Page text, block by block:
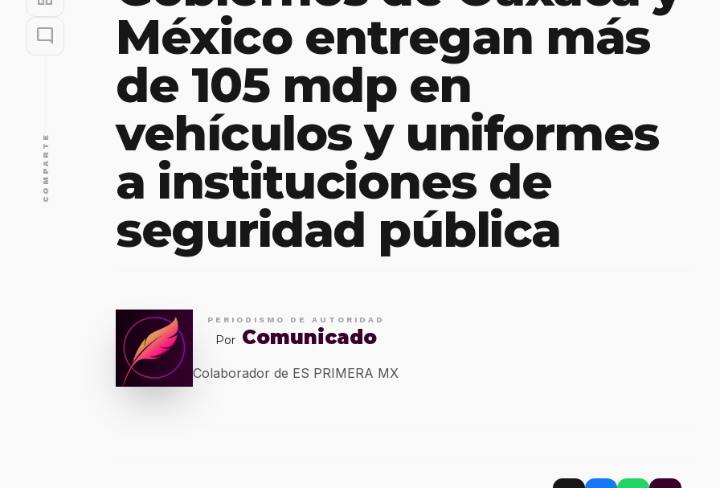
mode_comment
COMPARTE
México entregan más
de 105 mdp en
vehículos y uniformes
a instituciones de
seguridad pública
PERIODISMO DE AUTORIDAD
Por Comunicado
Colaborador de ES PRIMERA MX